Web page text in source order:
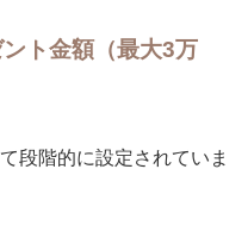
ト金額（最大3万
段階的に設定されていま